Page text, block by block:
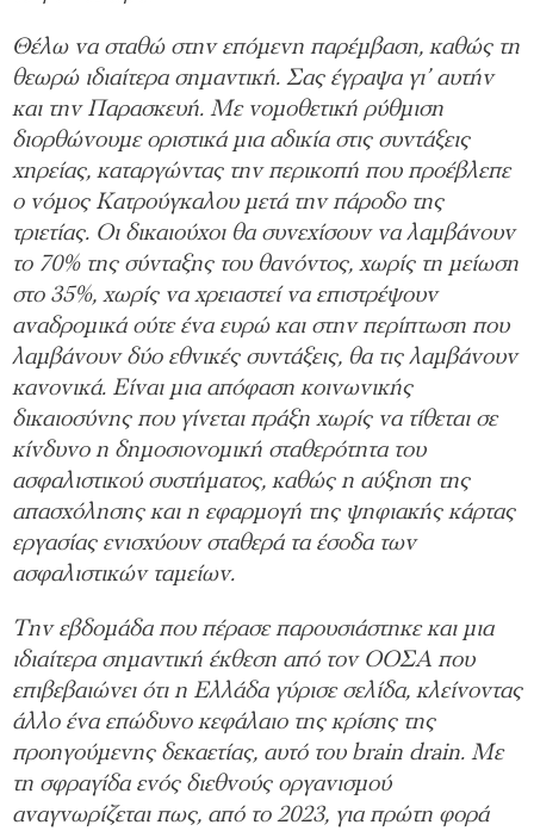
Θέλω να σταθώ στην επόμενη παρέμβαση, καθώς τη
θεωρώ ιδιαίτερα σημαντική. Σας έγραψα γι’ αυτήν
και την Παρασκευή. Με νομοθετική ρύθμιση
διορθώνουμε οριστικά μια αδικία στις συντάξεις
χηρείας, καταργώντας την περικοπή που προέβλεπε
ο νόμος Κατρούγκαλου μετά την πάροδο της
τριετίας. Οι δικαιούχοι θα συνεχίσουν να λαμβάνουν
το 70% της σύνταξης του θανόντος, χωρίς τη μείωση
στο 35%, χωρίς να χρειαστεί να επιστρέψουν
αναδρομικά ούτε ένα ευρώ και στην περίπτωση που
λαμβάνουν δύο εθνικές συντάξεις, θα τις λαμβάνουν
κανονικά. Είναι μια απόφαση κοινωνικής
δικαιοσύνης που γίνεται πράξη χωρίς να τίθεται σε
κίνδυνο η δημοσιονομική σταθερότητα του
ασφαλιστικού συστήματος, καθώς η αύξηση της
απασχόλησης και η εφαρμογή της ψηφιακής κάρτας
εργασίας ενισχύουν σταθερά τα έσοδα των
ασφαλιστικών ταμείων.
Την εβδομάδα που πέρασε παρουσιάστηκε και μια
ιδιαίτερα σημαντική έκθεση από τον ΟΟΣΑ που
επιβεβαιώνει ότι η Ελλάδα γύρισε σελίδα, κλείνοντας
άλλο ένα επώδυνο κεφάλαιο της κρίσης της
προηγούμενης δεκαετίας, αυτό του brain drain. Με
τη σφραγίδα ενός διεθνούς οργανισμού
αναγνωρίζεται πως, από το 2023, για πρώτη φορά